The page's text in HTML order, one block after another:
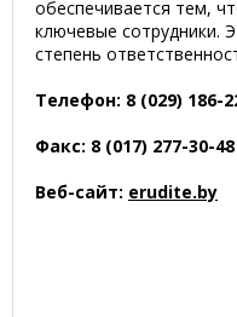
обеспечивается тем,
ключевые сотрудники.
степень
Телефон: 8 (029) 186-
Факс: 8 (017) 277-30-48
Веб-сайт: erudite.by